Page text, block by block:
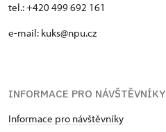
tel.: +420 499 692 161
e-mail: kuks@npu.cz
INFORMACE PRO NÁVŠTĚVNÍKY
Informace pro návštěvníky